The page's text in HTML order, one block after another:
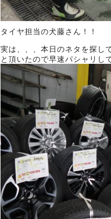
タイヤ担当の犬藤さん！！
実は、、、本日のネタを探し
と頂いたので早速パシャリし